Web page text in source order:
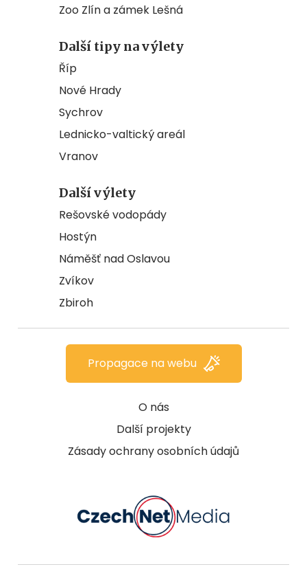
Zoo Zlín a zámek Lešná
Další tipy na výlety
Říp
Nové Hrady
Sychrov
Lednicko-valtický areál
Vranov
Další výlety
Rešovské vodopády
Hostýn
Náměšť nad Oslavou
Zvíkov
Zbiroh
O nás
Další projekty
Zásady ochrany osobních údajů
Propagace na webu